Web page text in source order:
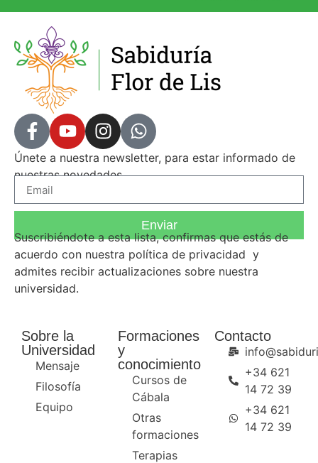
Únete a nuestra newsletter, para estar informado de
nuestras novedades.
Enviar
Suscribiéndote a esta lista, confirmas que estás de
acuerdo con nuestra política de privacidad y
admites recibir actualizaciones sobre nuestra
universidad.
Sobre la
Universidad
Mensaje
Filosofía
Equipo
Formaciones
y
conocimiento
Cursos de
Cábala
Otras
formaciones
Terapias
Contacto
+34 621
14 72 39
+34 621
14 72 39